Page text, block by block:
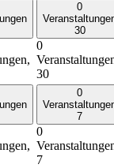
0
30
0
30
0
7
0
7